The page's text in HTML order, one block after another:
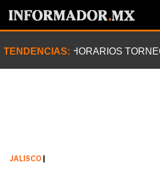
TENDENCIAS: HORARIOS
JALISCO